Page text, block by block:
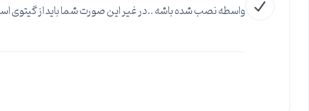
واسطه نصب شده باشه ..در غیر این صورت شما باید از گیتوی